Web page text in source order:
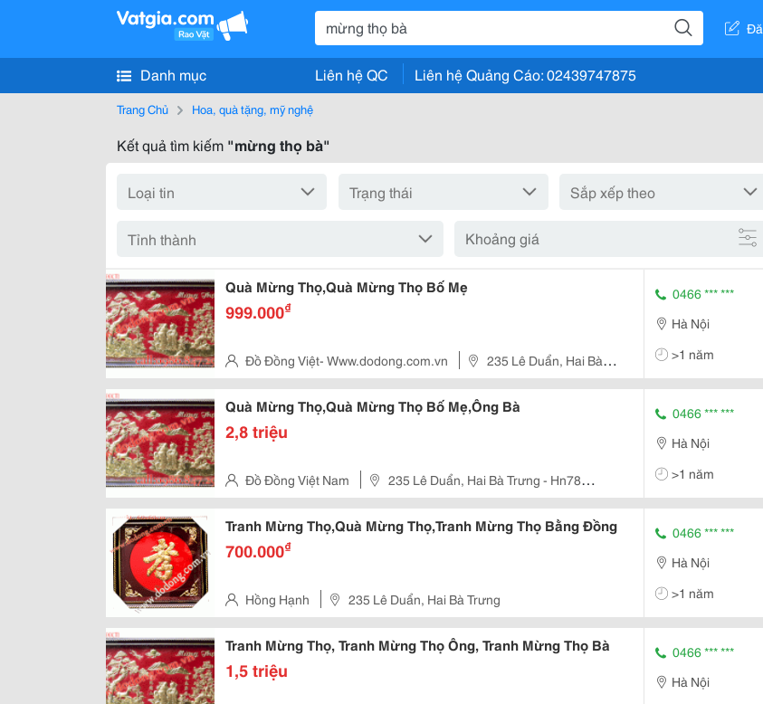
Danh mục Liên hệ QC Liên hệ Quảng Cáo: 02439747875
Trang Chủ Hoa, quà tặng, mỹ nghệ
Kết quả tìm kiếm "mừng thọ bà"
Khoảng giá
Quà Mừng Thọ,Quà Mừng Thọ Bố Mẹ
999.000₫
Đồ Đồng Việt- Www.dodong.com.vn
235 Lê Duẩn, Hai Bà
Trưng
0466 *** ***
Hà Nội
>1 năm
Quà Mừng Thọ,Quà Mừng Thọ Bố Mẹ,Ông Bà
2,8 triệu
Đồ Đồng Việt Nam
235 Lê Duẩn, Hai Bà Trưng - Hn78
Trường Chinh P12 Q Tân Bình-Hcm
0466 *** ***
Hà Nội
>1 năm
Tranh Mừng Thọ,Quà Mừng Thọ,Tranh Mừng Thọ Bằng Đồng
700.000₫
Hồng Hạnh 235 Lê Duẩn, Hai Bà Trưng
0466 *** ***
Hà Nội
>1 năm
Tranh Mừng Thọ, Tranh Mừng Thọ Ông, Tranh Mừng Thọ Bà
1,5 triệu
0466 *** ***
Hà Nội